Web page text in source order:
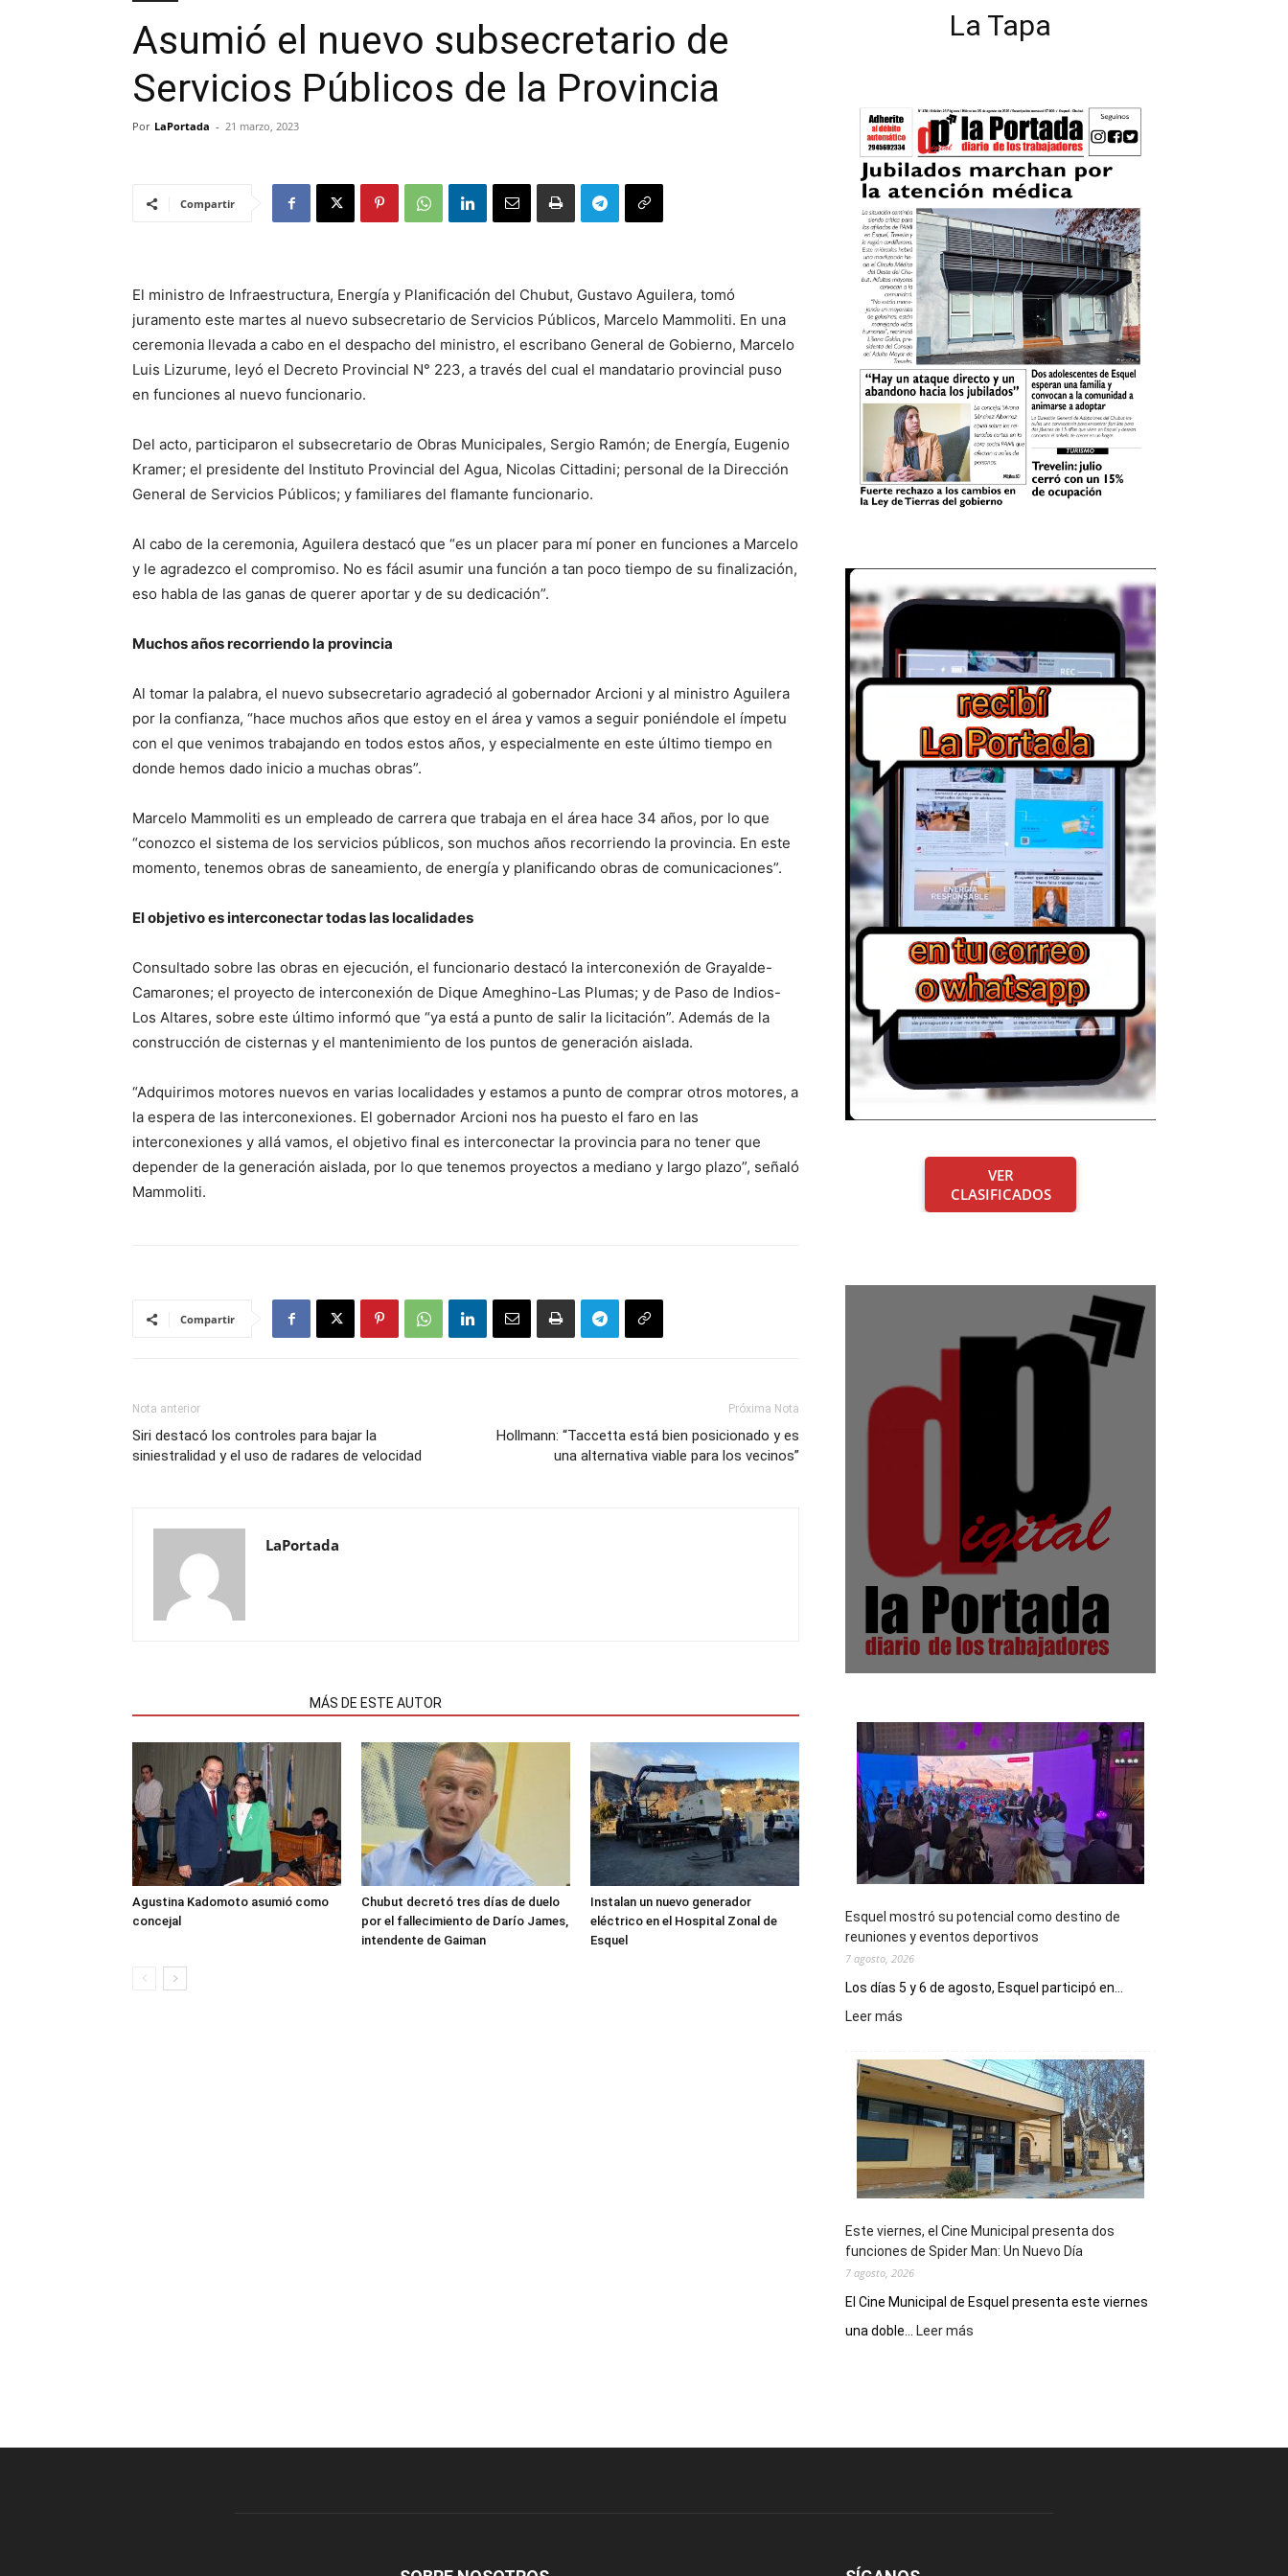
Asumió el nuevo subsecretario de
Servicios Públicos de la Provincia
Por LaPortada - 21 marzo, 2023
Compartir
El ministro de Infraestructura, Energía y Planificación del Chubut, Gustavo Aguilera, tomó
juramento este martes al nuevo subsecretario de Servicios Públicos, Marcelo Mammoliti. En una
ceremonia llevada a cabo en el despacho del ministro, el escribano General de Gobierno, Marcelo
Luis Lizurume, leyó el Decreto Provincial N° 223, a través del cual el mandatario provincial puso
en funciones al nuevo funcionario.
Del acto, participaron el subsecretario de Obras Municipales, Sergio Ramón; de Energía, Eugenio
Kramer; el presidente del Instituto Provincial del Agua, Nicolas Cittadini; personal de la Dirección
General de Servicios Públicos; y familiares del flamante funcionario.
Al cabo de la ceremonia, Aguilera destacó que “es un placer para mí poner en funciones a Marcelo
y le agradezco el compromiso. No es fácil asumir una función a tan poco tiempo de su finalización,
eso habla de las ganas de querer aportar y de su dedicación”.
Muchos años recorriendo la provincia
Al tomar la palabra, el nuevo subsecretario agradeció al gobernador Arcioni y al ministro Aguilera
por la confianza, “hace muchos años que estoy en el área y vamos a seguir poniéndole el ímpetu
con el que venimos trabajando en todos estos años, y especialmente en este último tiempo en
donde hemos dado inicio a muchas obras”.
Marcelo Mammoliti es un empleado de carrera que trabaja en el área hace 34 años, por lo que
“conozco el sistema de los servicios públicos, son muchos años recorriendo la provincia. En este
momento, tenemos obras de saneamiento, de energía y planificando obras de comunicaciones”.
El objetivo es interconectar todas las localidades
Consultado sobre las obras en ejecución, el funcionario destacó la interconexión de Grayalde-
Camarones; el proyecto de interconexión de Dique Ameghino-Las Plumas; y de Paso de Indios-
Los Altares, sobre este último informó que “ya está a punto de salir la licitación”. Además de la
construcción de cisternas y el mantenimiento de los puntos de generación aislada.
“Adquirimos motores nuevos en varias localidades y estamos a punto de comprar otros motores, a
la espera de las interconexiones. El gobernador Arcioni nos ha puesto el faro en las
interconexiones y allá vamos, el objetivo final es interconectar la provincia para no tener que
depender de la generación aislada, por lo que tenemos proyectos a mediano y largo plazo”, señaló
Mammoliti.
Compartir
Nota anterior
Siri destacó los controles para bajar la
siniestralidad y el uso de radares de velocidad
Próxima Nota
Hollmann: “Taccetta está bien posicionado y es
una alternativa viable para los vecinos”
LaPortada
MÁS DE ESTE AUTOR
Agustina Kadomoto asumió como
concejal
Chubut decretó tres días de duelo
por el fallecimiento de Darío James,
intendente de Gaiman
Instalan un nuevo generador
eléctrico en el Hospital Zonal de
Esquel
La Tapa
VER
CLASIFICADOS
Esquel mostró su potencial como destino de
reuniones y eventos deportivos
7 agosto, 2026
Los días 5 y 6 de agosto, Esquel participó en...
Leer más
su
potencial
como
destino
de
reuniones
y
deportivos
Este viernes, el Cine Municipal presenta dos
funciones de Spider Man: Un Nuevo Día
7 agosto, 2026
El Cine Municipal de Esquel presenta este viernes
una doble...
Leer más
presenta